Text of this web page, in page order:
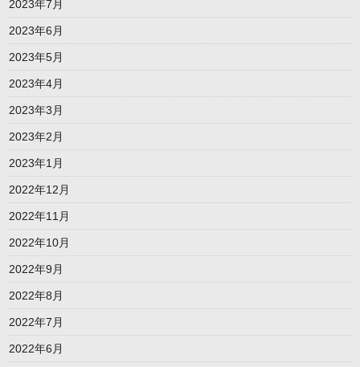
2023年7月
2023年6月
2023年5月
2023年4月
2023年3月
2023年2月
2023年1月
2022年12月
2022年11月
2022年10月
2022年9月
2022年8月
2022年7月
2022年6月